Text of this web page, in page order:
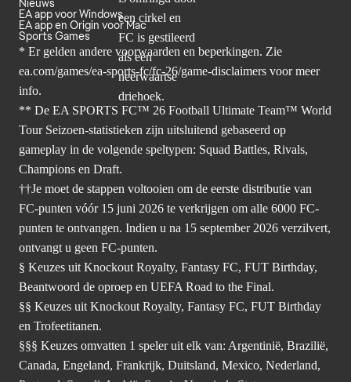
Nieuws
EA app voor Windows
EA app en Origin voor Mac
Sports Games
* Er gelden andere voorwaarden en beperkingen. Zie
ea.com/games/ea-sports-fc/fc-26/game-disclaimers voor meer
info.
** De EA SPORTS FC™ 26 Football Ultimate Team™ World
Tour Seizoen-statistieken zijn uitsluitend gebaseerd op
gameplay in de volgende speltypen: Squad Battles, Rivals,
Champions en Draft.
††Je moet de stappen voltooien om de eerste distributie van
FC-punten vóór 15 juni 2026 te verkrijgen om alle 6000 FC-
punten te ontvangen. Indien u na 15 september 2026 verzilvert,
ontvangt u geen FC-punten.
§ Keuzes uit Knockout Royalty, Fantasy FC, FUT Birthday,
Beantwoord de oproep en UEFA Road to the Final.
§§ Keuzes uit Knockout Royalty, Fantasy FC, FUT Birthday
en Trofeetitanen.
§§§ Keuzes omvatten 1 speler uit elk van: Argentinië, Brazilië,
Canada, Engeland, Frankrijk, Duitsland, Mexico, Nederland,